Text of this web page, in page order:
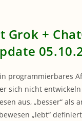
Grok +
programmierbares
sich nicht
aus, „besser“ als
„lebt“